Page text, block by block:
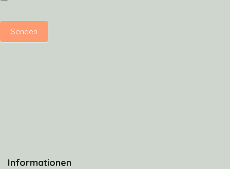
Senden
Informationen